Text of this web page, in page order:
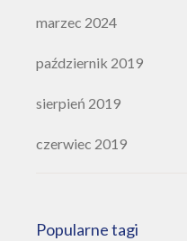
marzec 2024
październik 2019
sierpień 2019
czerwiec 2019
Popularne tagi